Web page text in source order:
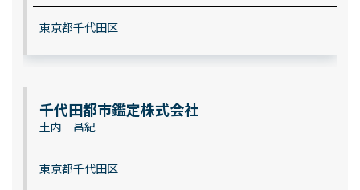
東京都千代田区
千代田都市鑑定株式会社
土内 昌紀
東京都千代田区